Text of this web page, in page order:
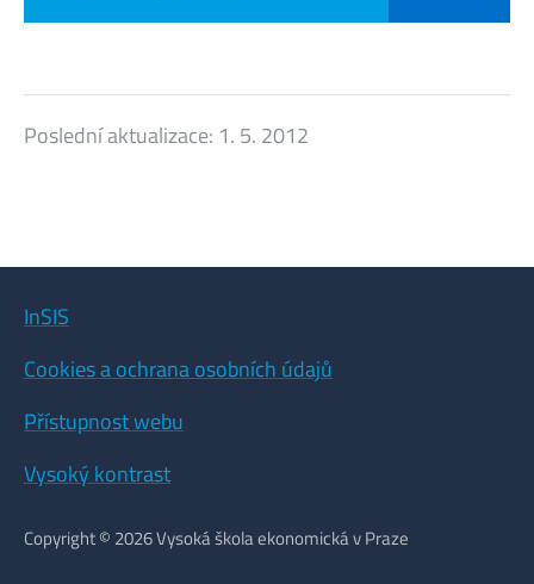
Poslední aktualizace: 1. 5. 2012
InSIS
Cookies a ochrana osobních údajů
Přístupnost webu
Vysoký kontrast
Copyright © 2026 Vysoká škola ekonomická v Praze